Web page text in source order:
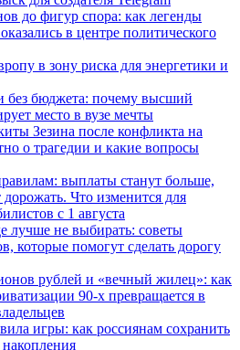
до фигур спора: как легенды
в центре политического
в зону риска для энергетики и
бюджета: почему высший
место в вузе мечты
Зезина после конфликта на
о трагедии и какие вопросы
выплаты станут больше,
дорожать. Что изменится для
с 1 августа
лучше не выбирать: советы
которые помогут сделать дорогу
рублей и «вечный жилец»: как
90-х превращается в
игры: как россиянам сохранить
накопления